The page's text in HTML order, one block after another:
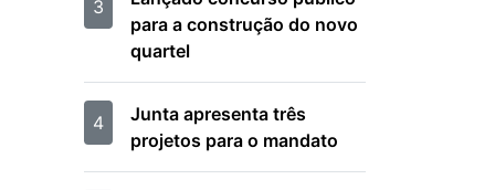
3
para a construção do novo
quartel
4
Junta apresenta três
projetos para o mandato